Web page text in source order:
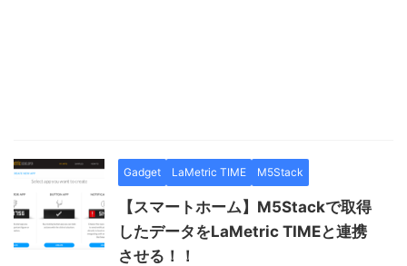
Gadget LaMetric TIME M5Stack
【スマートホーム】M5Stackで取得
したデータをLaMetric TIMEと連携
させる！！